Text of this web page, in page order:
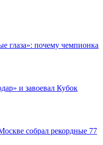
глаза»: почему чемпионка
и завоевал Кубок
собрал рекордные 77